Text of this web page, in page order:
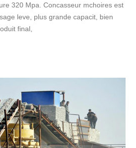
320 Mpa. Concasseur mchoires est
leve, plus grande capacit, bien
final,